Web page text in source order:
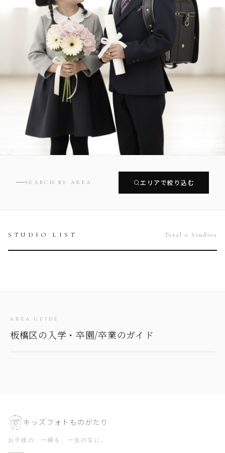
SEARCH BY AREA エリアで絞り込む
STUDIO LIST Total 0 Studios
AREA GUIDE
板橋区の入学・卒園/卒業のガイド
キッズフォトものがたり
お子様の、一瞬を。一生の宝に。